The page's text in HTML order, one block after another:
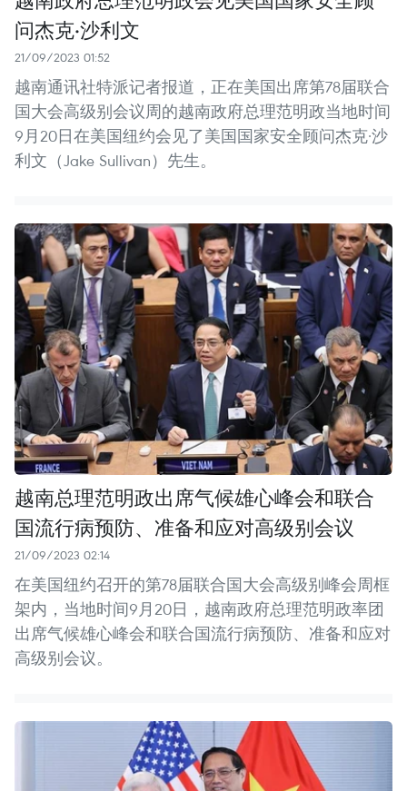
问杰克·沙利文
21/09/2023 01:52
越南通讯社特派记者报道，正在美国出席第78届联合
国大会高级别会议周的越南政府总理范明政当地时间
9月20日在美国纽约会见了美国国家安全顾问杰克·沙
利文（Jake Sullivan）先生。
越南总理范明政出席气候雄心峰会和联合
国流行病预防、准备和应对高级别会议
21/09/2023 02:14
在美国纽约召开的第78届联合国大会高级别峰会周框
架内，当地时间9月20日，越南政府总理范明政率团
出席气候雄心峰会和联合国流行病预防、准备和应对
高级别会议。